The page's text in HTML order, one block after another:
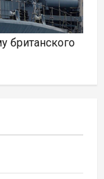
британского